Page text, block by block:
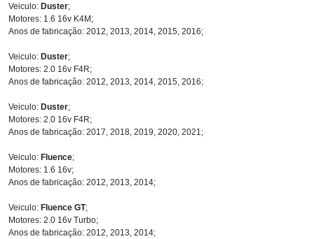
Veiculo: Duster;
Motores: 1.6 16v K4M;
Anos de fabricação: 2012, 2013, 2014, 2015, 2016;
Veiculo: Duster;
Motores: 2.0 16v F4R;
Anos de fabricação: 2012, 2013, 2014, 2015, 2016;
Veiculo: Duster;
Motores: 2.0 16v F4R;
Anos de fabricação: 2017, 2018, 2019, 2020, 2021;
Veiculo: Fluence;
Motores: 1.6 16v;
Anos de fabricação: 2012, 2013, 2014;
Veiculo: Fluence GT;
Motores: 2.0 16v Turbo;
Anos de fabricação: 2012, 2013, 2014;